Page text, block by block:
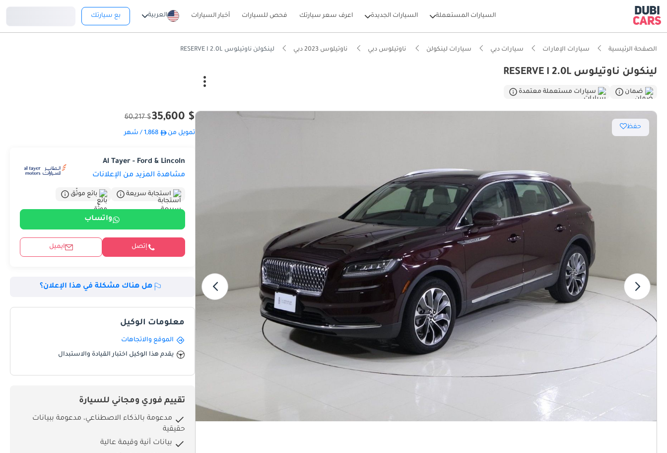
السيارات المستعملة السيارات الجديدة اعرف سعر سيارتك فحص للسيارات أخبار السيارات العربية بع سيارتك
الصفحة الرئيسية سيارات الإمارات سيارات دبي سيارات لينكولن ناوتيلوس دبي ناوتيلوس 2023 دبي لينكولن ناوتيلوس RESERVE I 2.0L
لينكولن ناوتيلوس RESERVE I 2.0L
ضمان سيارات مستعملة معتمدة
حفظ
$ 35,600
$ 60,217
تمويل من 1,868 / شهر
Al Tayer - Ford & Lincoln
مشاهدة المزيد من الإعلانات
استجابة سريعة بائع موثّق
واتساب
إتصل ايميل
هل هناك مشكلة في هذا الإعلان؟
معلومات الوكيل
الموقع والاتجاهات
يقدم هذا الوكيل اختبار القيادة والاستبدال
تقييم فوري ومجاني للسيارة
مدعومة بالذكاء الاصطناعي، مدعومة ببيانات
حقيقية
بيانات آنية وقيمة عالية
تصنيف السلامة 5 نجوم من NCAP